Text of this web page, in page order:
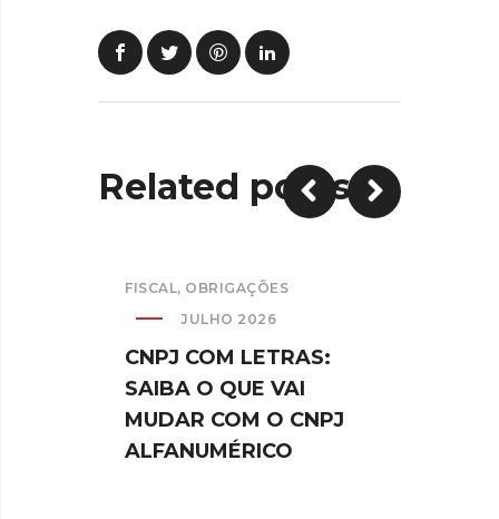
Related posts
FISCAL, OBRIGAÇÕES
JULHO 2026
CNPJ COM LETRAS:
SAIBA O QUE VAI
MUDAR COM O CNPJ
ALFANUMÉRICO